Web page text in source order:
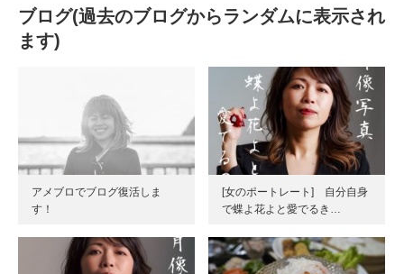
ブログ(過去のブログからランダムに表示され
ます)
アメブロでブログ復活しま
す！
[女のポートレート] 自分自身
で蝶よ花よと愛でるき…